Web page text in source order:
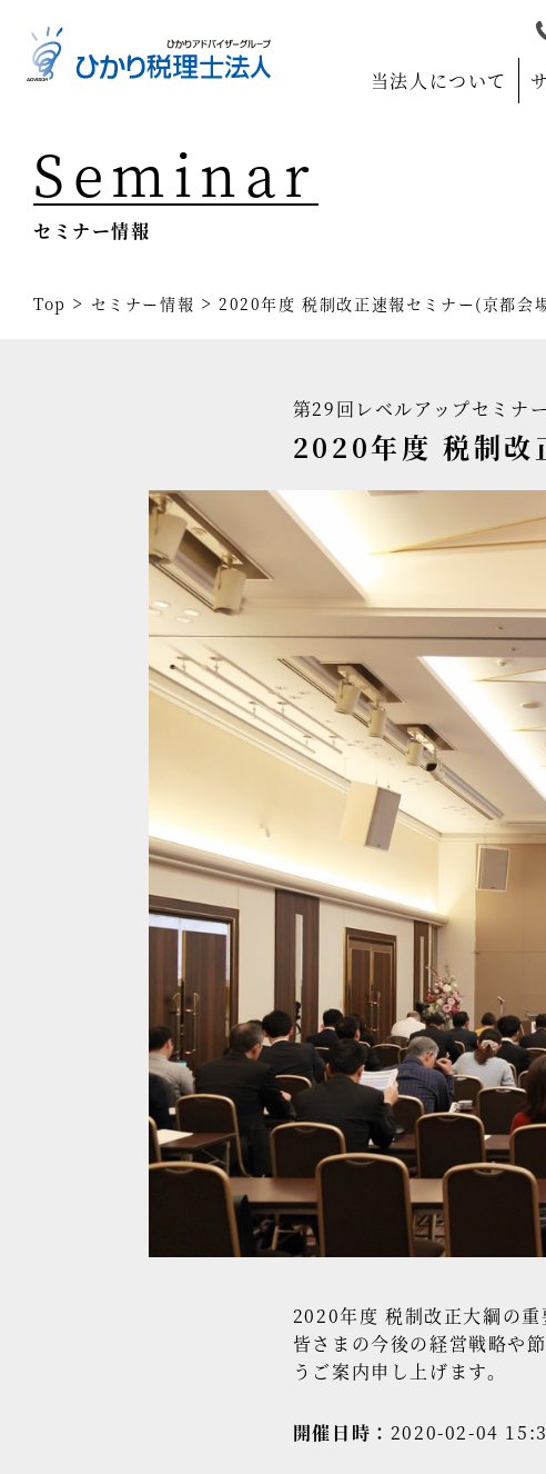
当法人について
Top
経営コンサル
医療業界の専
Seminar
セミナー情報
Top > セミナー情報 >2020年度 税制改正速報セミナー(京都会
第29回レベルアップセミナー
2020年度 税制改
2020年度 税制改正大綱の重
皆さまの今後の経営戦略や
うご案内申し上げます。
開催日時： 2020-02-04